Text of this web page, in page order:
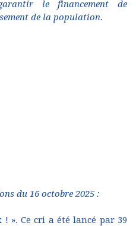
le financement de
de la population.
du 16 octobre 2025 :
». Ce cri a été lancé par 39